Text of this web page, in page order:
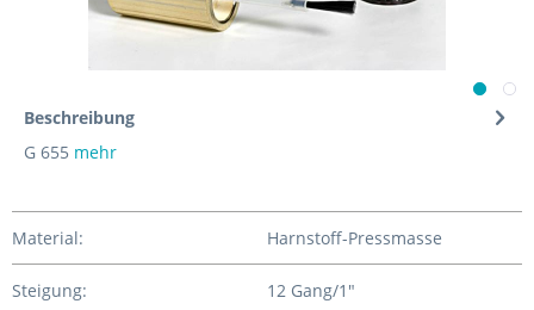
Beschreibung
G 655 mehr
Material: Harnstoff-Pressmasse
Steigung: 12 Gang/1"